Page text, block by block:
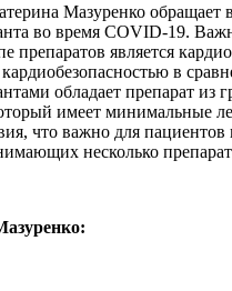
Мазуренко обращает
во время COVID-19.
препаратов является
в
обладает препарат
имеет минимальные
что важно для пациентов
несколько